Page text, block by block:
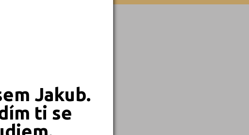
Jakub.
ti se